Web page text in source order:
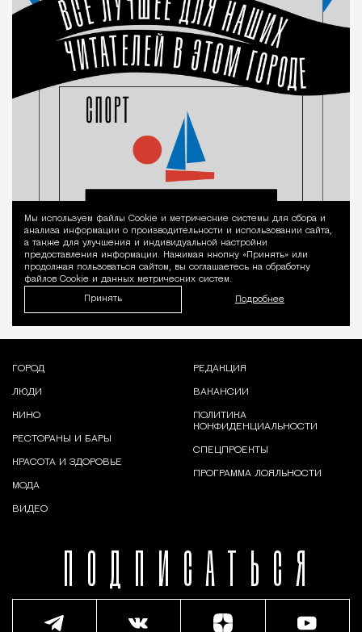
Уведомление
Мы используем файлы Сookie и метрические системы для сбора и
анализа информации о производительности и использовании сайта,
а также для улучшения и индивидуальной настройки
предоставления информации. Нажимая кнопку «Принять» или
продолжая пользоваться сайтом, вы соглашаетесь на обработку
файлов Cookie и данных метрических систем.
Принять Подробнее
ПОДПИСАТЬСЯ
ГОРОД
ЛЮДИ
КИНО
РЕСТОРАНЫ И БАРЫ
КРАСОТА И ЗДОРОВЬЕ
МОДА
ВИДЕО
РЕДАКЦИЯ
ВАКАНСИИ
ПОЛИТИКА
КОНФИДЕНЦИАЛЬНОСТИ
СПЕЦПРОЕКТЫ
ПРОГРАММА ЛОЯЛЬНОСТИ